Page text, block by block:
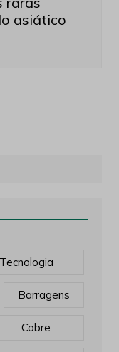
asiático
Barragens
Cobre